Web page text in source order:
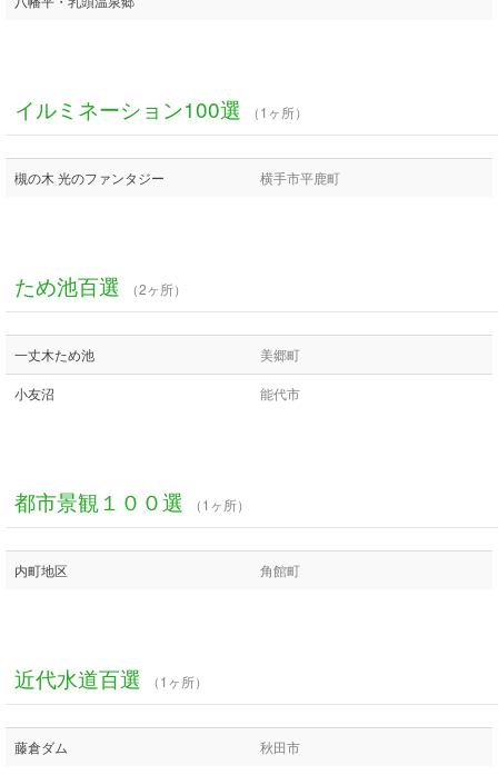
イルミネーション100選 （1ヶ所）
槻の木 光のファンタジー 横手市平鹿町
ため池百選 （2ヶ所）
一丈木ため池 美郷町
小友沼 能代市
都市景観１００選 （1ヶ所）
内町地区 角館町
近代水道百選 （1ヶ所）
藤倉ダム 秋田市